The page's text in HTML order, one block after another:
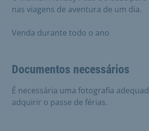
nas viagens de aventura de um dia.
Venda durante todo o ano
Documentos necessários
É necessária uma fotografia
adquirir o passe de férias.